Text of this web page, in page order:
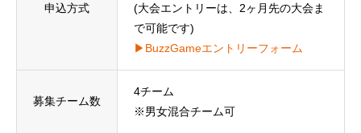
申込方式
(大会エントリーは、2ヶ月先の大会ま
で可能です)
▶BuzzGameエントリーフォーム
募集チーム数
4チーム
※男女混合チーム可